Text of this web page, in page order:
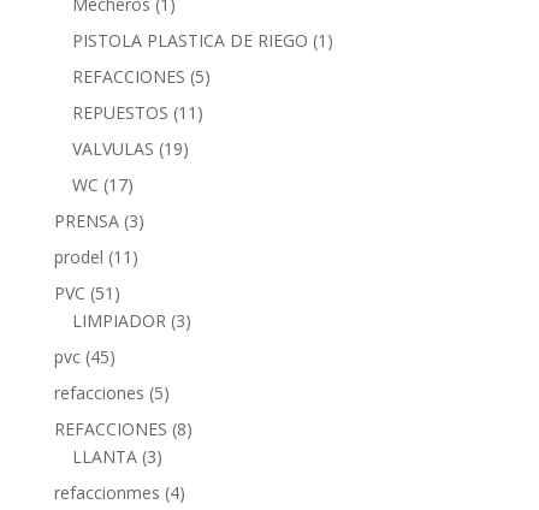
PISTOLA PLASTICA DE RIEGO (1)
REFACCIONES (5)
REPUESTOS (11)
VALVULAS (19)
WC (17)
PRENSA (3)
prodel (11)
PVC (51)
LIMPIADOR (3)
pvc (45)
refacciones (5)
REFACCIONES (8)
LLANTA (3)
refaccionmes (4)